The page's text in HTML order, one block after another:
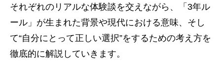
それぞれのリアルな体験談を交えながら、「3年ル
ール」が生まれた背景や現代における意味、そし
て“自分にとって正しい選択”をするための考え方を
徹底的に解説していきます。